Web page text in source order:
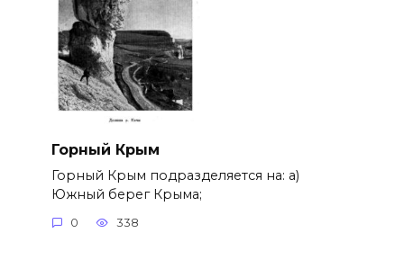
Горный Крым
Горный Крым подразделяется на: а)
Южный берег Крыма;
0 338